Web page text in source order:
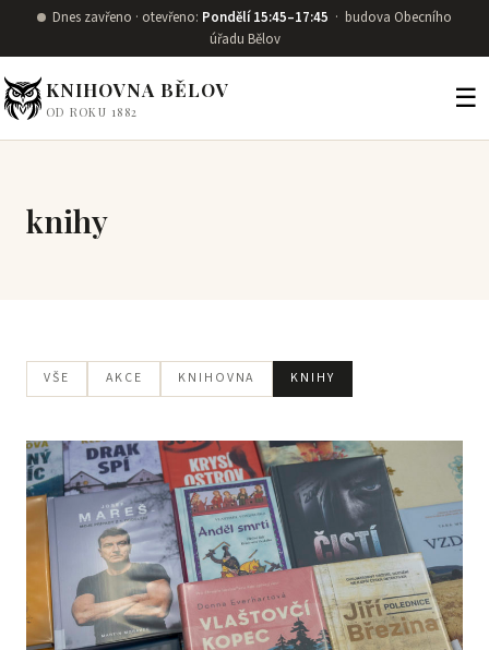
Přeskočit na obsah
Dnes zavřeno · otevřeno: Pondělí 15:45–17:45 · budova Obecního
úřadu Bělov
KNIHOVNA BĚLOV
OD ROKU 1882 ☰
knihy
VŠE AKCE KNIHOVNA KNIHY